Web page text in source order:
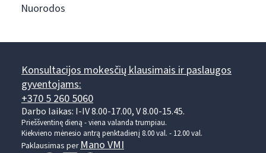
Nuorodos
Konsultacijos mokesčių klausimais ir paslaugos
gyventojams:
+370 5 260 5060
Darbo laikas: I-IV 8.00-17.00, V 8.00-15.45.
Prieššventinę dieną - viena valanda trumpiau.
Kiekvieno mėnesio antrą penktadienį 8.00 val. - 12.00 val.
Paklausimas per Mano VMI